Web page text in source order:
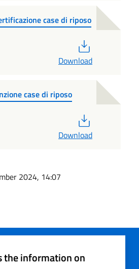
case di riposo
Download
case di riposo
Download
2024, 14:07
the information on